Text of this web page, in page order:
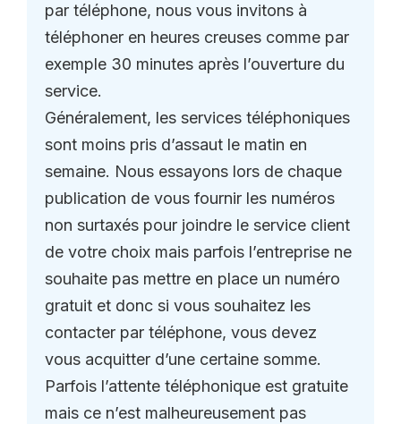
par téléphone, nous vous invitons à
téléphoner en heures creuses comme par
exemple 30 minutes après l’ouverture du
service.
Généralement, les services téléphoniques
sont moins pris d’assaut le matin en
semaine. Nous essayons lors de chaque
publication de vous fournir les numéros
non surtaxés pour joindre le service client
de votre choix mais parfois l’entreprise ne
souhaite pas mettre en place un numéro
gratuit et donc si vous souhaitez les
contacter par téléphone, vous devez
vous acquitter d’une certaine somme.
Parfois l’attente téléphonique est gratuite
mais ce n’est malheureusement pas